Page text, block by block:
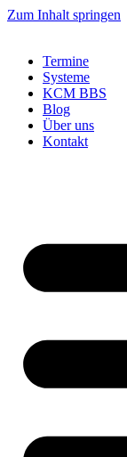
Zum Inhalt springen
Termine
Systeme
KCM BBS
Blog
Über uns
Kontakt